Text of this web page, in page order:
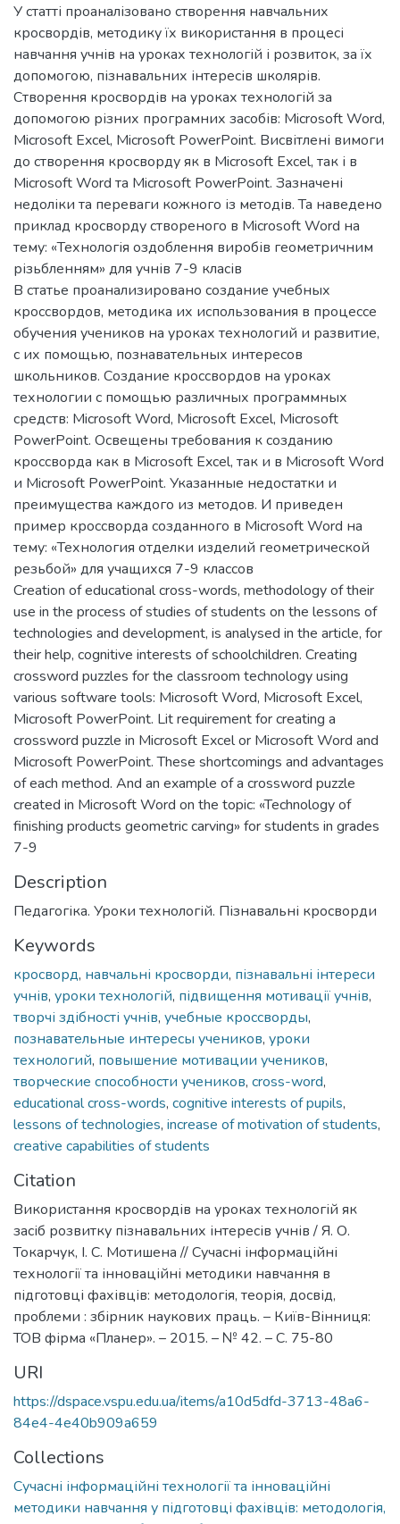
У статті проаналізовано створення навчальних
кросвордів, методику їх використання в процесі
навчання учнів на уроках технологій і розвиток, за їх
допомогою, пізнавальних інтересів школярів.
Створення кросвордів на уроках технологій за
допомогою різних програмних засобів: Microsoft Word,
Microsoft Excel, Microsoft PowerPoint. Висвітлені вимоги
до створення кросворду як в Microsoft Excel, так і в
Microsoft Word та Microsoft PowerPoint. Зазначені
недоліки та переваги кожного із методів. Та наведено
приклад кросворду створеного в Microsoft Word на
тему: «Технологія оздоблення виробів геометричним
різьбленням» для учнів 7-9 класів
В статье проанализировано создание учебных
кроссвордов, методика их использования в процессе
обучения учеников на уроках технологий и развитие,
с их помощью, познавательных интересов
школьников. Создание кроссвордов на уроках
технологии с помощью различных программных
средств: Microsoft Word, Microsoft Excel, Microsoft
PowerPoint. Освещены требования к созданию
кроссворда как в Microsoft Excel, так и в Microsoft Word
и Microsoft PowerPoint. Указанные недостатки и
преимущества каждого из методов. И приведен
пример кроссворда созданного в Microsoft Word на
тему: «Технология отделки изделий геометрической
резьбой» для учащихся 7-9 классов
Creation of educational cross-words, methodology of their
use in the process of studies of students on the lessons of
technologies and development, is analysed in the article, for
their help, cognitive interests of schoolchildren. Creating
crossword puzzles for the classroom technology using
various software tools: Microsoft Word, Microsoft Excel,
Microsoft PowerPoint. Lit requirement for creating a
crossword puzzle in Microsoft Excel or Microsoft Word and
Microsoft PowerPoint. These shortcomings and advantages
of each method. And an example of a crossword puzzle
created in Microsoft Word on the topic: «Technology of
finishing products geometric carving» for students in grades
7-9
Description
Педагогіка. Уроки технологій. Пізнавальні кросворди
Keywords
кросворд, навчальні кросворди, пізнавальні інтереси
учнів, уроки технологій, підвищення мотивації учнів,
творчі здібності учнів, учебные кроссворды,
познавательные интересы учеников, уроки
технологий, повышение мотивации учеников,
творческие способности учеников, cross-word,
educational cross-words, cognitive interests of pupils,
lessons of technologies, increase of motivation of students,
creative capabilities of students
Citation
Використання кросвордів на уроках технологій як
засіб розвитку пізнавальних інтересів учнів / Я. О.
Токарчук, І. С. Мотишена // Сучасні інформаційні
технології та інноваційні методики навчання в
підготовці фахівців: методологія, теорія, досвід,
проблеми : збірник наукових праць. – Київ-Вінниця:
ТОВ фірма «Планер». – 2015. – № 42. – С. 75-80
URI
https://dspace.vspu.edu.ua/items/a10d5dfd-3713-48a6-
84e4-4e40b909a659
Collections
Сучасні інформаційні технології та інноваційні
методики навчання у підготовці фахівців: методологія,